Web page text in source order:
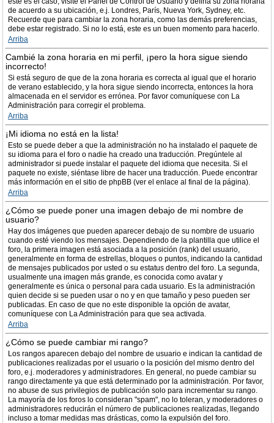
de acuerdo a su ubicación, e.j. Londres, París, Nueva York, Sydney, etc.
Recuerde que para cambiar la zona horaria, como las demás preferencias,
debe estar registrado. Si no lo está, este es un buen momento para hacerlo.
Arriba
Cambié la zona horaria en mi perfil, ¡pero la hora sigue siendo
incorrecto!
Si está seguro de que de la zona horaria es correcta al igual que el horario
de verano establecido, y la hora sigue siendo incorrecta, entonces la hora
almacenada en el servidor es errónea. Por favor comuníquese con La
Administración para corregir el problema.
Arriba
¡Mi idioma no está en la lista!
Esto se puede deber a que la administración no ha instalado el paquete de
su idioma para el foro o nadie ha creado una traducción. Pregúntele al
administrador si puede instalar el paquete del idioma que necesita. Si el
paquete no existe, siéntase libre de hacer una traducción. Puede encontrar
más información en el sitio de phpBB (ver el enlace al final de la página).
Arriba
¿Cómo se puede poner una imagen debajo de mi nombre de
usuario?
Hay dos imágenes que pueden aparecer debajo de su nombre de usuario
cuando esté viendo los mensajes. Dependiendo de la plantilla que utilice el
foro, la primera imagen está asociada a la posición (rank) del usuario,
generalmente en forma de estrellas, bloques o puntos, indicando la cantidad
de mensajes publicados por usted o su estatus dentro del foro. La segunda,
usualmente una imagen más grande, es conocida como avatar y
generalmente es única o personal para cada usuario. Es la administración
quien decide si se pueden usar o no y en que tamaño y peso pueden ser
publicadas. En caso de que no este disponible la opción de avatar,
comuníquese con La Administración para que sea activada.
Arriba
¿Cómo se puede cambiar mi rango?
Los rangos aparecen debajo del nombre de usuario e indican la cantidad de
publicaciones realizadas por el usuario o la posición del mismo dentro del
foro, e.j. moderadores y administradores. En general, no puede cambiar su
rango directamente ya que está determinado por la administración. Por favor,
no abuse de sus privilegios de publicación solo para incrementar su rango.
La mayoría de los foros lo consideran "spam", no lo toleran, y moderadores o
administradores reducirán el número de publicaciones realizadas, llegando
incluso a tomar medidas mas drásticas, como la expulsión del foro.